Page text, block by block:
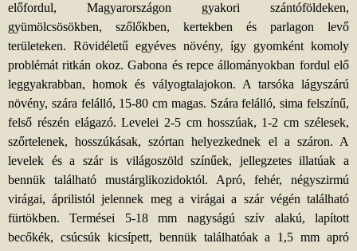
előfordul, Magyarországon gyakori szántóföldeken,
gyümölcsösökben, szőlőkben, kertekben és parlagon levő
területeken. Rövidéletű egyéves növény, így gyomként komoly
problémát ritkán okoz. Gabona és repce állományokban fordul elő
leggyakrabban, homok és vályogtalajokon. A tarsóka lágyszárú
növény, szára felálló, 15-80 cm magas. Szára felálló, sima felszínű,
felső részén elágazó. Levelei 2-5 cm hosszúak, 1-2 cm szélesek,
szőrtelenek, hosszúkásak, szórtan helyezkednek el a száron. A
levelek és a szár is világoszöld színűek, jellegzetes illatúak a
bennük található mustárglikozidoktól. Apró, fehér, négyszirmú
virágai, áprilistól jelennek meg a virágai a szár végén található
fürtökben. Termései 5-18 mm nagyságú szív alakú, lapított
becőkék, csúcsúk kicsípett, bennük találhatóak a 1,5 mm apró